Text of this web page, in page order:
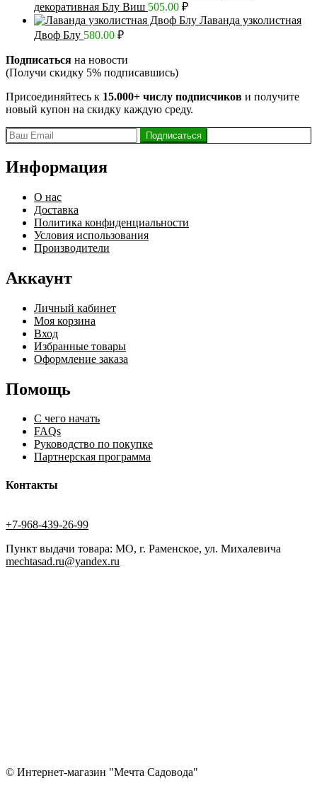
декоративная Блу Виш 505.00 ₽
Лаванда узколистная
Двоф Блу 580.00 ₽
Подписаться на новости
(Получи скидку 5% подписавшись)
Присоединяйтесь к 15.000+ числу подписчиков и получите
новый купон на скидку каждую среду.
Информация
О нас
Доставка
Политика конфиденциальности
Условия использования
Производители
Аккаунт
Личный кабинет
Моя корзина
Вход
Избранные товары
Оформление заказа
Помощь
С чего начать
FAQs
Руководство по покупке
Партнерская программа
Контакты
+7-968-439-26-99
Пункт выдачи товара: МО, г. Раменское, ул. Михалевича
mechtasad.ru@yandex.ru
© Интернет-магазин "Мечта Садовода"